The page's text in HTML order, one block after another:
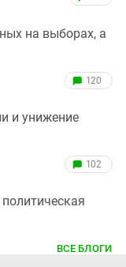
на выборах, а
120
и унижение
102
ВСЕ БЛОГИ